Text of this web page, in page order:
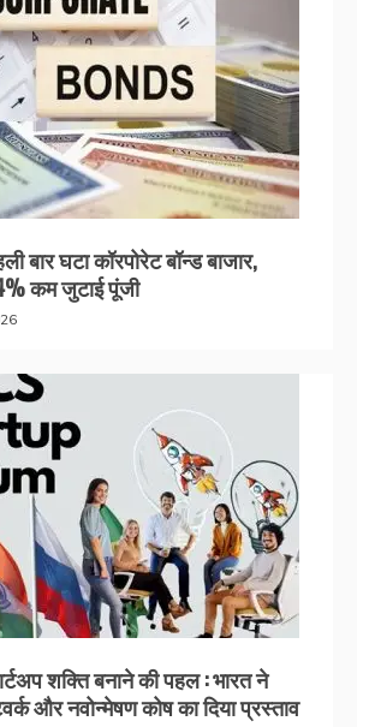
बार घटा कॉरपोरेट बॉन्ड बाजार,
कम जुटाई पूंजी
शक्ति बनाने की पहल : भारत ने
और नवोन्मेषण कोष का दिया प्रस्ताव